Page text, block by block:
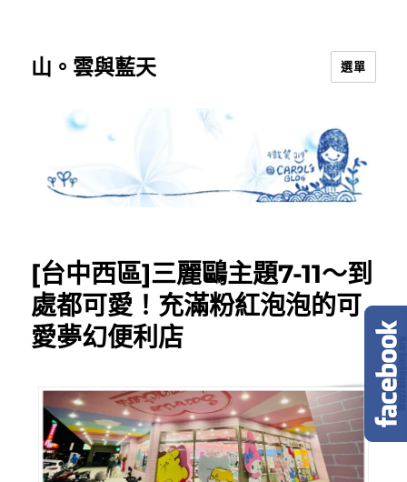
山。雲與藍天 選單
[台中西區]三麗鷗主題7-11～到
處都可愛！充滿粉紅泡泡的可
愛夢幻便利店